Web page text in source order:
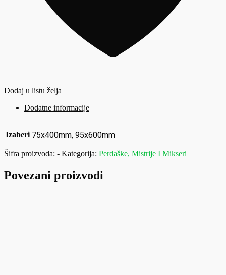
Dodaj u listu želja
Dodatne informacije
Izaberi 75x400mm, 95x600mm
Šifra proizvoda: - Kategorija: Perdaške, Mistrije I Mikseri
Povezani proizvodi